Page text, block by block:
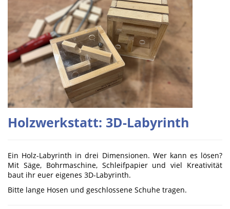
Holzwerkstatt: 3D-Labyrinth
Ein Holz-Labyrinth in drei Dimensionen. Wer kann es lösen?
Mit Säge, Bohrmaschine, Schleifpapier und viel Kreativität
baut ihr euer eigenes 3D-Labyrinth.
Bitte lange Hosen und geschlossene Schuhe tragen.